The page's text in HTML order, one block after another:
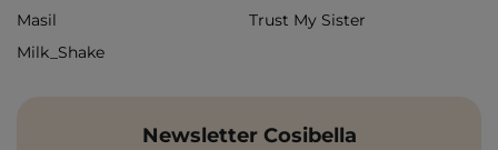
Masil
Trust My Sister
Milk_Shake
Newsletter Cosibella